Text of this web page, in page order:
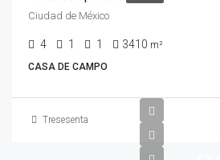
Ciudad de México
4 1 1 3410 m²
CASA DE CAMPO
Tresesenta